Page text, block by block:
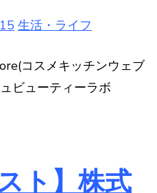
生活・ライフ
コスメキッチンウェブ
ビューティーラボ
ト】株式